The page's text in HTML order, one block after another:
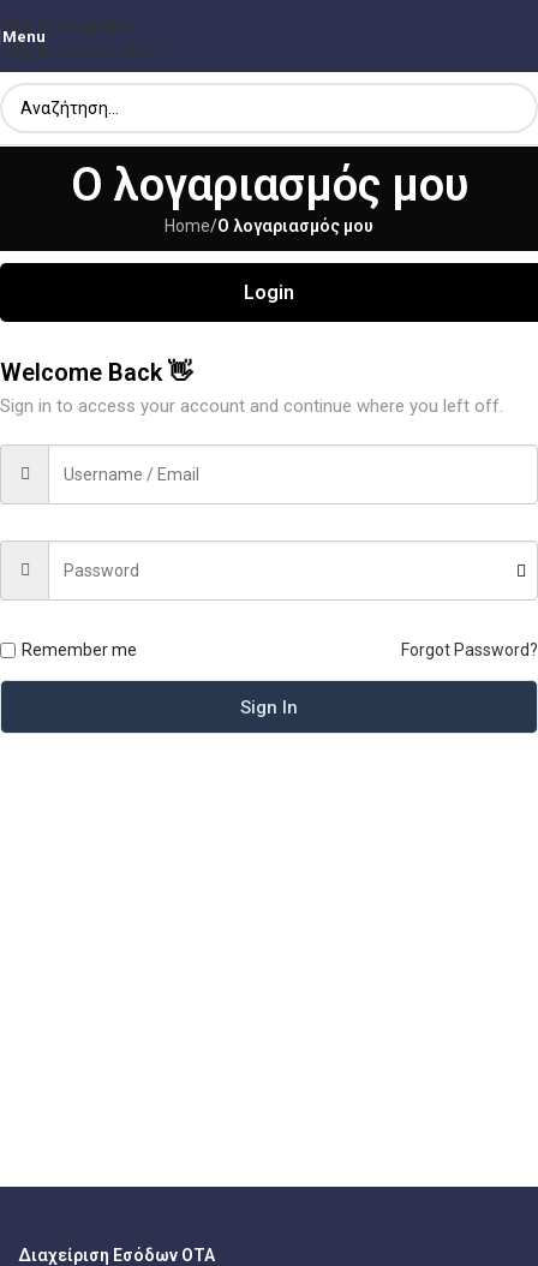
Skip to navigation
Skip to main content
Menu
Ο λογαριασμός μου
Home/Ο λογαριασμός μου
Login
Welcome Back 👋
Sign in to access your account and continue where you left off.
Remember me Forgot Password?
Sign In
Διαχείριση Εσόδων ΟΤΑ